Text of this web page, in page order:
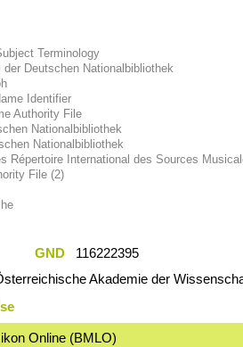
Terminology
Deutschen Nationalbibliothek
Identifier
Authority File
Nationalbibliothek
Nationalbibliothek
Répertoire International des Sources
File (2)
GND
116222395
Akademie der
Online (BMLO)